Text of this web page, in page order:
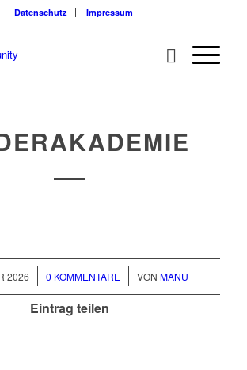
Datenschutz Impressum
2026 0 KOMMENTARE
/ VON MANU
Eintrag teilen